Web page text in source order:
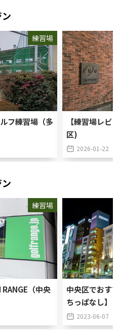
練習場
フ練習場（多
【練習場レビ
区)
2026-01-22
練習場
RANGE（中央
中央区でおす
ちっぱなし】
2023-06-07